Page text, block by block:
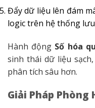
Đẩy dữ liệu lên đám
logic trên hệ thống
Hành động Số hóa
sinh thái dữ liệu
phân tích sâu hơn.
Giải Pháp Phòng